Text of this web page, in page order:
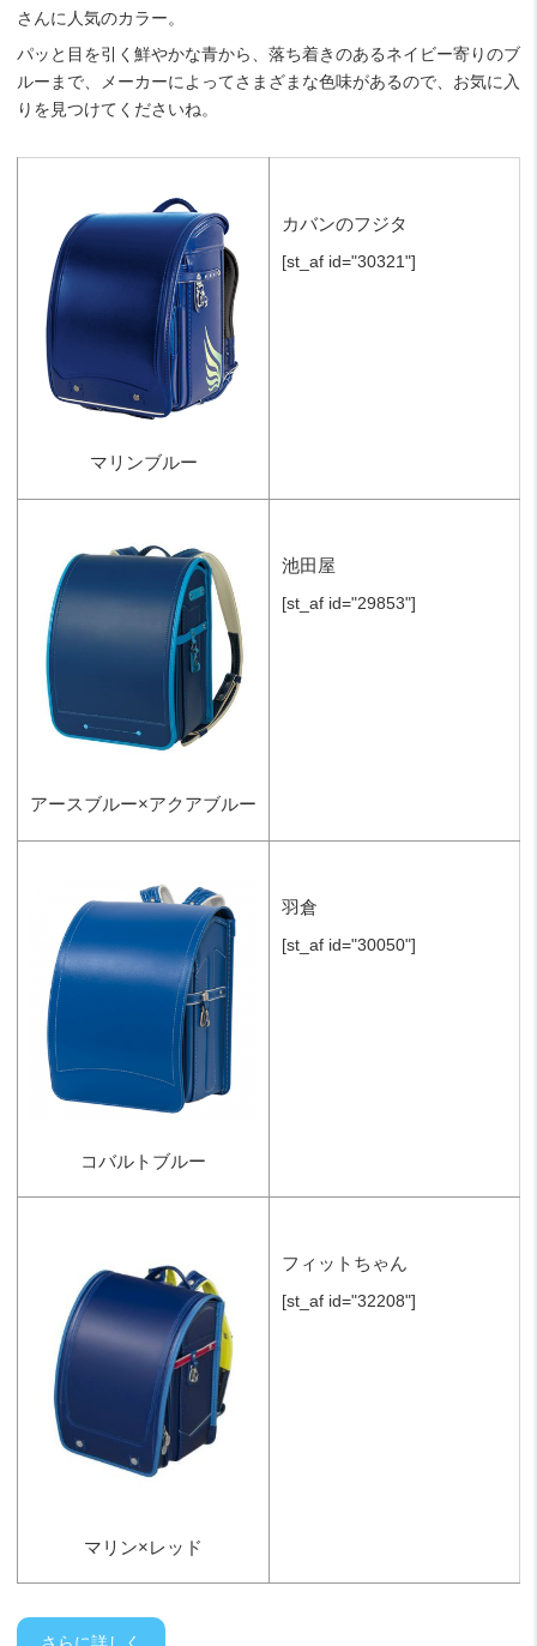
さんに人気のカラー。
パッと目を引く鮮やかな青から、落ち着きのあるネイビー寄りのブ
ルーまで、メーカーによってさまざまな色味があるので、お気に入
りを見つけてくださいね。
マリンブルー
カバンのフジタ
[st_af id="30321"]
アースブルー×アクアブルー
池田屋
[st_af id="29853"]
コバルトブルー
羽倉
[st_af id="30050"]
マリン×レッド
フィットちゃん
[st_af id="32208"]